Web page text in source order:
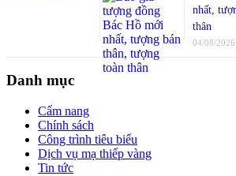
nhất,
thân
04/08/2026
Danh mục
Cẩm nang
Chính sách
Công trình tiêu biểu
Dịch vụ mạ thiếp vàng
Tin tức